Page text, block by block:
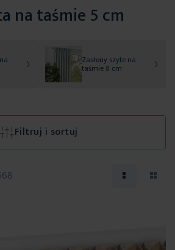
na taśmie 5 cm
Zasłony szyte na
taśmie 8 cm
Filtruj i sortuj